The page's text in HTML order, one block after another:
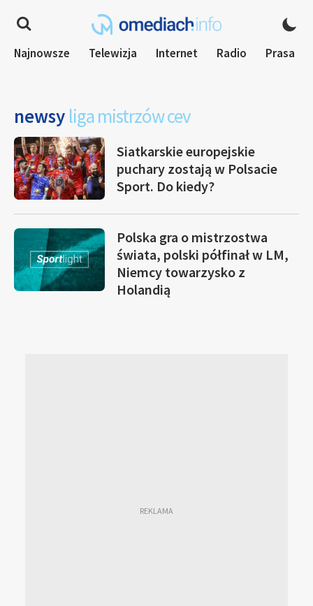
Najnowsze Telewizja Internet Radio Prasa
newsy liga mistrzów cev
Siatkarskie europejskie
puchary zostają w Polsacie
Sport. Do kiedy?
Polska gra o mistrzostwa
świata, polski półfinał w LM,
Niemcy towarzysko z
Holandią